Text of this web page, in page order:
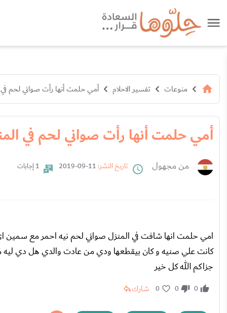
منوعات تفسير الاحلام أمي حلمت أنها رأت صواني لحم في
أمي حلمت أنها رأت صواني لحم في
من مجهول تاريخ النشر: 1 إجابات
امي حلمت انها شافت في المنزل صواني لحم نيه احمر مع سمين
كانت علي صنيه و كان بيقطعها ودي من عادت والدي هل دي ليه
جزاكم الله كل خير
0
0
0 شارك